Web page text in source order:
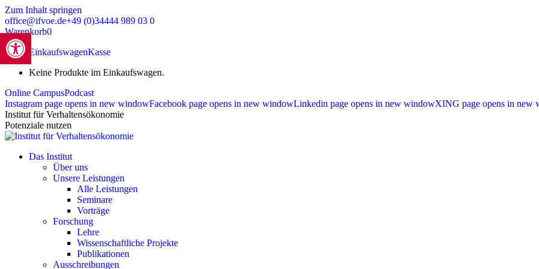
Zum Inhalt springen
office@ifvoe.de+49 (0)34444 989 03 0
Warenkorb0
Zeige EinkaufswagenKasse
Keine Produkte im Einkaufswagen.
Online CampusPodcast
Instagram page opens in new windowFacebook page opens in new windowLinkedin page opens in new windowXING page opens in new
Institut für Verhaltensökonomie
Potenziale nutzen
Das Institut
Über uns
Unsere Leistungen
Alle Leistungen
Seminare
Vorträge
Forschung
Lehre
Wissenschaftliche Projekte
Publikationen
Ausschreibungen
Werkzeugleiste öffnen